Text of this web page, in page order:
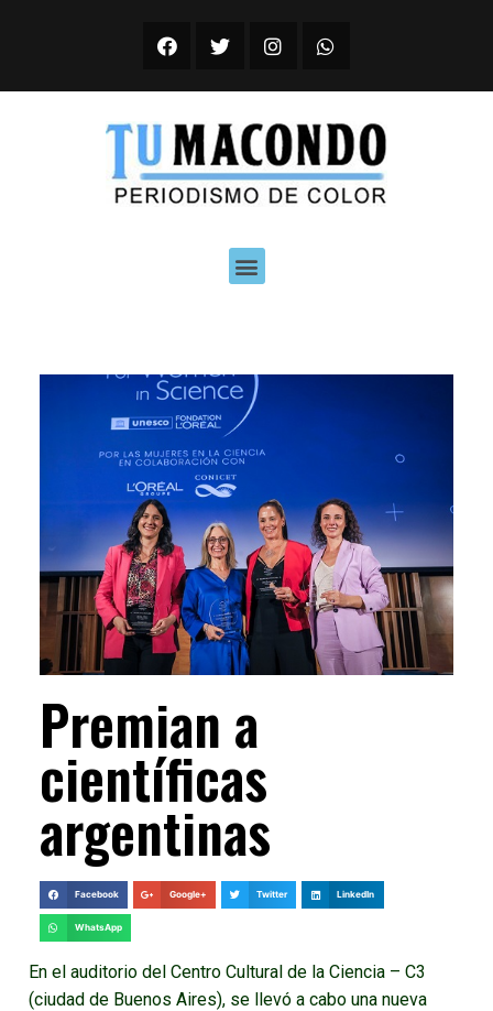
Premian a
científicas
argentinas
Facebook Google+ Twitter LinkedIn
WhatsApp
En el auditorio del Centro Cultural de la Ciencia – C3
(ciudad de Buenos Aires), se llevó a cabo una nueva